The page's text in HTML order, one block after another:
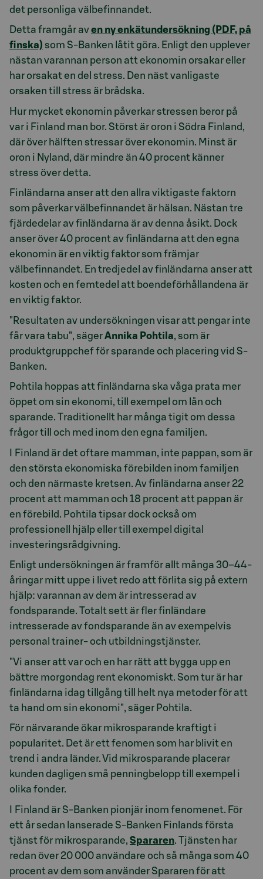
det personliga välbefinnandet.
Detta framgår aven ny enkätundersökning (PDF, på
finska) som S-Banken låtit göra. Enligt den upplever
nästan varannan person att ekonomin orsakar eller
har orsakat en del stress. Den näst vanligaste
orsaken till stress är brådska.
Hur mycket ekonomin påverkar stressen beror på
var i Finland man bor. Störst är oron i Södra Finland,
där över hälften stressar över ekonomin. Minst är
oron i Nyland, där mindre än 40 procent känner
stress över detta.
Finländarna anser att den allra viktigaste faktorn
som påverkar välbefinnandet är hälsan. Nästan tre
fjärdedelar av finländarna är av denna åsikt. Dock
anser över 40 procent av finländarna att den egna
ekonomin är en viktig faktor som främjar
välbefinnandet. En tredjedel av finländarna anser att
kosten och en femtedel att boendeförhållandena är
en viktig faktor.
"Resultaten av undersökningen visar att pengar inte
får vara tabu", sägerAnnika Pohtila, som är
produktgruppchef för sparande och placering vid S-
Banken.
Pohtila hoppas att finländarna ska våga prata mer
öppet om sin ekonomi, till exempel om lån och
sparande. Traditionellt har många tigit om dessa
frågor till och med inom den egna familjen.
I Finland är det oftare mamman, inte pappan, som är
den största ekonomiska förebilden inom familjen
och den närmaste kretsen. Av finländarna anser 22
procent att mamman och 18 procent att pappan är
en förebild. Pohtila tipsar dock också om
professionell hjälp eller till exempel digital
investeringsrådgivning.
Enligt undersökningen är framför allt många 30–44-
åringar mitt uppe i livet redo att förlita sig på extern
hjälp: varannan av dem är intresserad av
fondsparande. Totalt sett är fler finländare
intresserade av fondsparande än av exempelvis
personal trainer- och utbildningstjänster.
"Vi anser att var och en har rätt att bygga upp en
bättre morgondag rent ekonomiskt. Som tur är har
finländarna idag tillgång till helt nya metoder för att
ta hand om sin ekonomi", säger Pohtila.
För närvarande ökar mikrosparande kraftigt i
popularitet. Det är ett fenomen som har blivit en
trend i andra länder. Vid mikrosparande placerar
kunden dagligen små penningbelopp till exempel i
olika fonder.
I Finland är S-Banken pionjär inom fenomenet. För
ett år sedan lanserade S-Banken Finlands första
tjänst för mikrosparande, Spararen. Tjänsten har
redan över 20 000 användare och så många som 40
procent av dem som använder Spararen för att